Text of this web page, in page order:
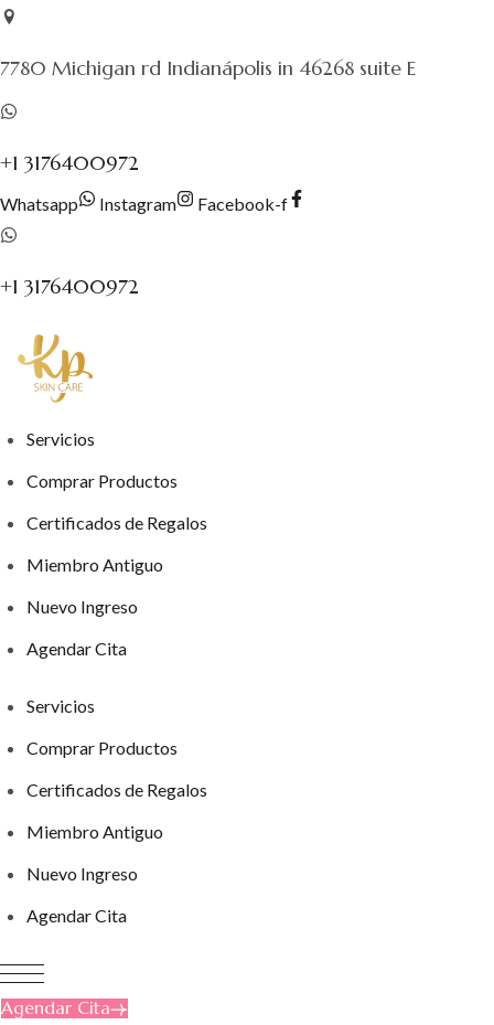
Saltar
contenido
7780 Michigan rd Indianápolis in 46268 suite E
+1 3176400972
Whatsapp Instagram Facebook-f
+1 3176400972
Servicios
Comprar Productos
Certificados de Regalos
Miembro Antiguo
Nuevo Ingreso
Agendar Cita
Servicios
Comprar Productos
Certificados de Regalos
Miembro Antiguo
Nuevo Ingreso
Agendar Cita
Agendar Cita